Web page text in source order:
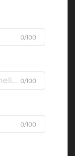
0/100
0/100
0/100